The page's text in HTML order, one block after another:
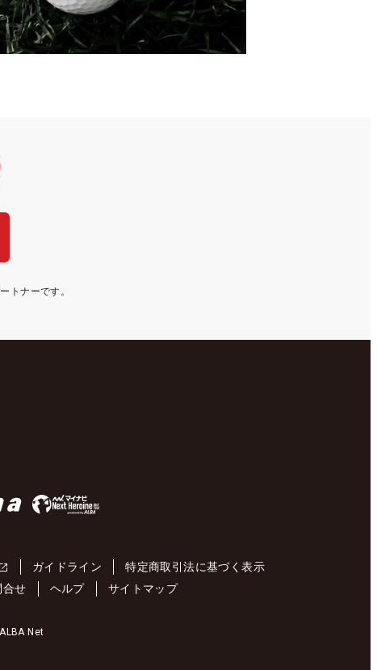
トナーです。
ガイドライン
特定商取引法に基づく表示
合せ ヘルプ サイトマップ
Net